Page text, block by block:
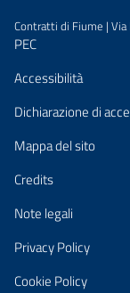
Contratti di Fiume | Via
PEC
Sezione
Accessibilità
Dichiarazione di
Mappa del sito
Credits
Note legali
Privacy Policy
Cookie Policy